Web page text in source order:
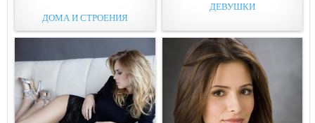
ДОМА И СТРОЕНИЯ
ДЕВУШКИ